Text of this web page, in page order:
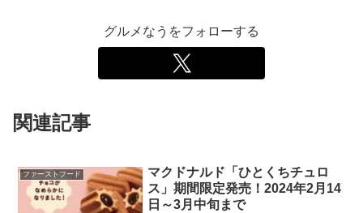
グルメなうをフォローする
関連記事
ファーストフード
マクドナルド「ひとくちチュロ
ス」期間限定発売！2024年2月14
日～3月中旬まで